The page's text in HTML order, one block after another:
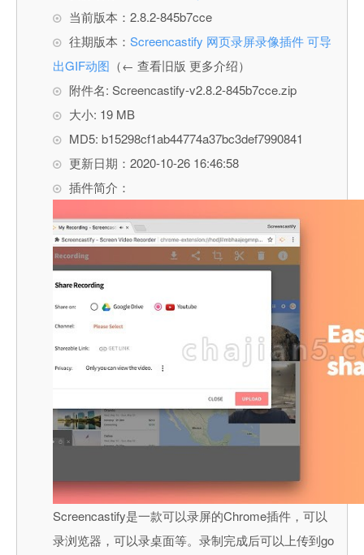
当前版本：2.8.2-845b7cce
往期版本： Screencastify 网页录屏录像插件 可导
出GIF动图 （← 查看旧版 更多介绍）
附件名: Screencastify-v2.8.2-845b7cce.zip
大小: 19 MB
MD5: b15298cf1ab44774a37bc3def7990841
更新日期：2020-10-26 16:46:58
插件简介：
Screencastify是一款可以录屏的Chrome插件，可以
录浏览器，可以录桌面等。录制完成后可以上传到go